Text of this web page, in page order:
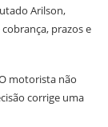
Arilson,
prazos e
motorista não
corrige uma